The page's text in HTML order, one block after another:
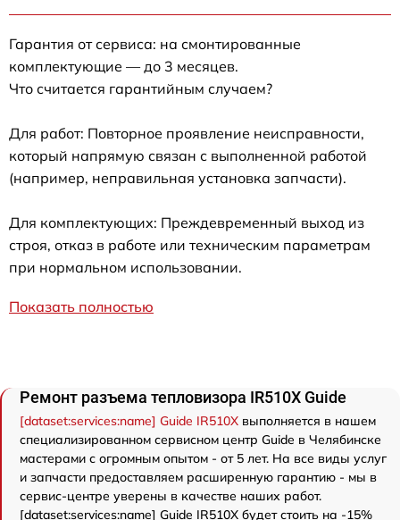
Гарантия от сервиса: на смонтированные
комплектующие — до 3 месяцев.
Что считается гарантийным случаем?
Для работ: Повторное проявление неисправности,
который напрямую связан с выполненной работой
(например, неправильная установка запчасти).
Для комплектующих: Преждевременный выход из
строя, отказ в работе или техническим параметрам
при нормальном использовании.
Показать полностью
Ремонт разъема тепловизора IR510X Guide
[dataset:services:name] Guide IR510X выполняется в нашем
специализированном сервисном центр Guide в Челябинске
мастерами с огромным опытом - от 5 лет. На все виды услуг
и запчасти предоставляем расширенную гарантию - мы в
сервис-центре уверены в качестве наших работ.
[dataset:services:name] Guide IR510X будет стоить на -15%